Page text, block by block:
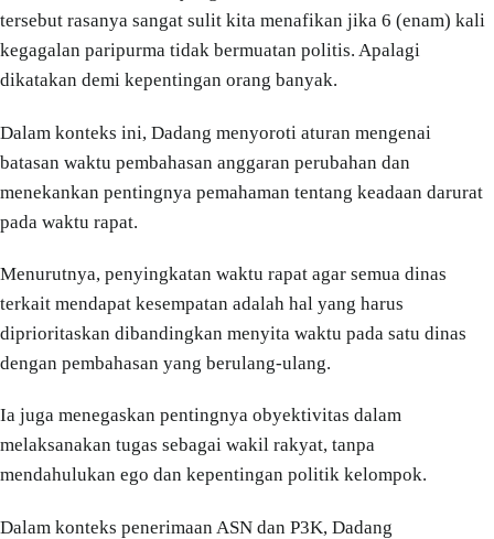
tersebut rasanya sangat sulit kita menafikan jika 6 (enam) kali
kegagalan paripurma tidak bermuatan politis. Apalagi
dikatakan demi kepentingan orang banyak.
Dalam konteks ini, Dadang menyoroti aturan mengenai
batasan waktu pembahasan anggaran perubahan dan
menekankan pentingnya pemahaman tentang keadaan darurat
pada waktu rapat.
Menurutnya, penyingkatan waktu rapat agar semua dinas
terkait mendapat kesempatan adalah hal yang harus
diprioritaskan dibandingkan menyita waktu pada satu dinas
dengan pembahasan yang berulang-ulang.
Ia juga menegaskan pentingnya obyektivitas dalam
melaksanakan tugas sebagai wakil rakyat, tanpa
mendahulukan ego dan kepentingan politik kelompok.
Dalam konteks penerimaan ASN dan P3K, Dadang